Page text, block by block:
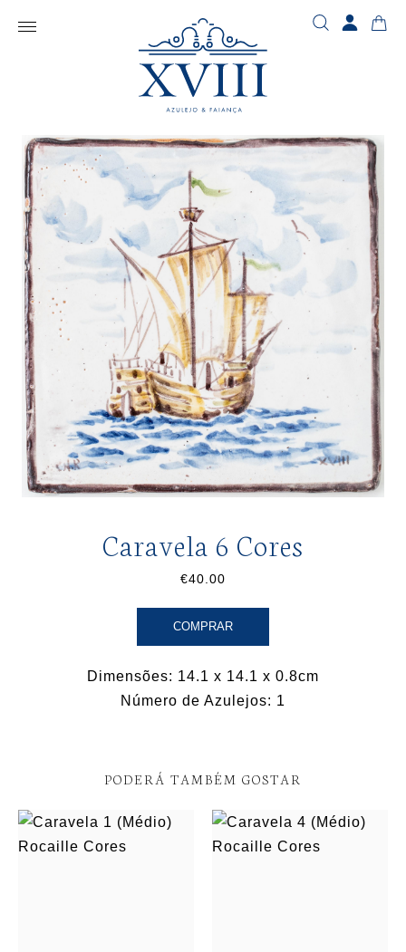
Caravela 6 Cores
€40.00
COMPRAR
Dimensões: 14.1 x 14.1 x 0.8cm
Número de Azulejos: 1
PODERÁ TAMBÉM GOSTAR